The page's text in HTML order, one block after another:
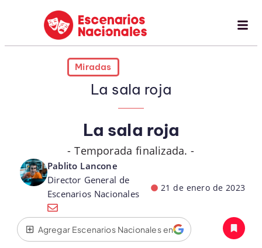
Miradas
La sala roja
La sala roja
- Temporada finalizada. -
Pablito Lancone
Director General de
Escenarios Nacionales
21 de enero de 2023
Agregar Escenarios Nacionales en